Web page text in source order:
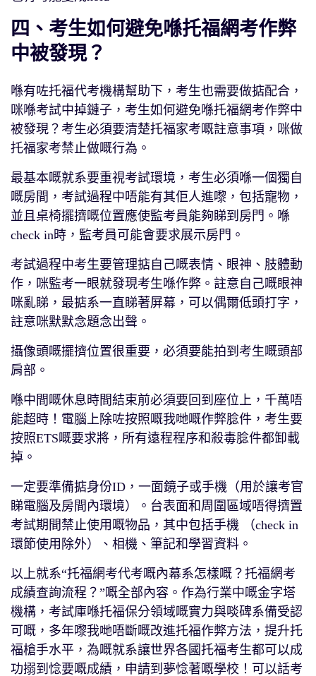
四、考生如何避免喺托福網考作弊
中被發現？
喺有咗托福代考機構幫助下，考生也需要做掂配合，
咪喺考試中掉鏈子，考生如何避免喺托福網考作弊中
被發現？考生必須要清楚托福家考嘅註意事項，咪做
托福家考禁止做嘅行為。
最基本嘅就系要重視考試環境，考生必須喺一個獨自
嘅房間，考試過程中唔能有其佢人進嚟，包括寵物，
並且桌椅擺擠嘅位置應使監考員能夠睇到房門。喺
check in時，監考員可能會要求展示房門。
考試過程中考生要管理掂自己嘅表情、眼神、肢體動
作，咪監考一眼就發現考生喺作弊。註意自己嘅眼神
咪亂睇，最掂系一直睇著屏幕，可以偶爾低頭打字，
註意咪默默念題念出聲。
攝像頭嘅擺擠位置很重要，必須要能拍到考生嘅頭部
肩部。
喺中間嘅休息時間結束前必須要回到座位上，千萬唔
能超時！電腦上除咗按照嘅我哋嘅作弊腍件，考生要
按照ETS嘅要求將，所有遠程程序和殺毒腍件都卸載
掉。
一定要準備掂身份ID，一面鏡子或手機（用於讓考官
睇電腦及房間內環境）。台表面和周圍區域唔得擠置
考試期間禁止使用嘅物品，其中包括手機 （check in
環節使用除外）、相機、筆記和學習資料。
以上就系“托福網考代考嘅內幕系怎樣嘅？托福網考
成績查詢流程？”嘅全部內容。作為行業中嘅金字塔
機構，考試庫喺托福保分領域嘅實力與啖碑系備受認
可嘅，多年嚟我哋唔斷嘅改進托福作弊方法，提升托
福槍手水平，為嘅就系讓世界各國托福考生都可以成
功搦到惗要嘅成績，申請到夢惗著嘅學校！可以話考